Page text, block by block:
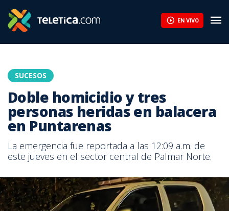
EN VIVO
SUCESOS
Doble homicidio y tres
personas heridas en balacera
en Puntarenas
La emergencia fue reportada a las 12:09 a.m. de
este jueves en el sector central de Palmar Norte.